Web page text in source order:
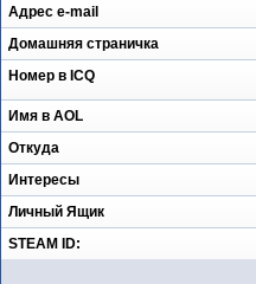
Адрес e-mail
Домашняя страничка
Номер в ICQ
Имя в AOL
Откуда
Интересы
Личный Ящик
STEAM ID: